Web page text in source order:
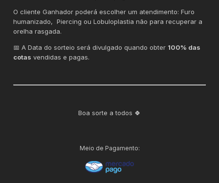
O cliente Ganhador poderá escolher um atendimento: Furo
humanizado, Piercing ou Lobuloplastia não para recuperar a
orelha rasgada.
📅 A Data do sorteio será divulgado quando obter 100% das
cotas vendidas e pagas.
Boa sorte a todos 🍀
Meio de Pagamento: